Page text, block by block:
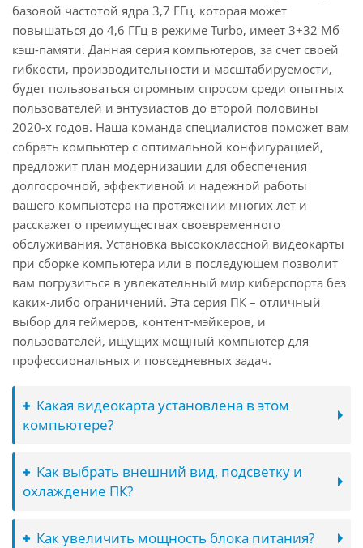
базовой частотой ядра 3,7 ГГц, которая может
повышаться до 4,6 ГГц в режиме Turbo, имеет 3+32 Мб
кэш-памяти. Данная серия компьютеров, за счет своей
гибкости, производительности и масштабируемости,
будет пользоваться огромным спросом среди опытных
пользователей и энтузиастов до второй половины
2020-х годов. Наша команда специалистов поможет вам
собрать компьютер с оптимальной конфигурацией,
предложит план модернизации для обеспечения
долгосрочной, эффективной и надежной работы
вашего компьютера на протяжении многих лет и
расскажет о преимуществах своевременного
обслуживания. Установка высококлассной видеокарты
при сборке компьютера или в последующем позволит
вам погрузиться в увлекательный мир киберспорта без
каких-либо ограничений. Эта серия ПК – отличный
выбор для геймеров, контент-мэйкеров, и
пользователей, ищущих мощный компьютер для
профессиональных и повседневных задач.
Какая видеокарта установлена в этом
компьютере?
Как выбрать внешний вид, подсветку и
охлаждение ПК?
Как увеличить мощность блока питания?